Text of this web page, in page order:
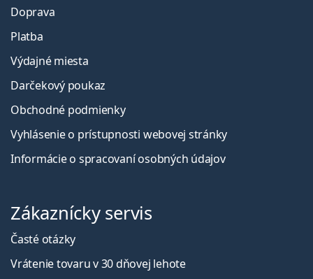
Doprava
Platba
Výdajné miesta
Darčekový poukaz
Obchodné podmienky
Vyhlásenie o prístupnosti webovej stránky
Informácie o spracovaní osobných údajov
Zákaznícky servis
Časté otázky
Vrátenie tovaru v 30 dňovej lehote